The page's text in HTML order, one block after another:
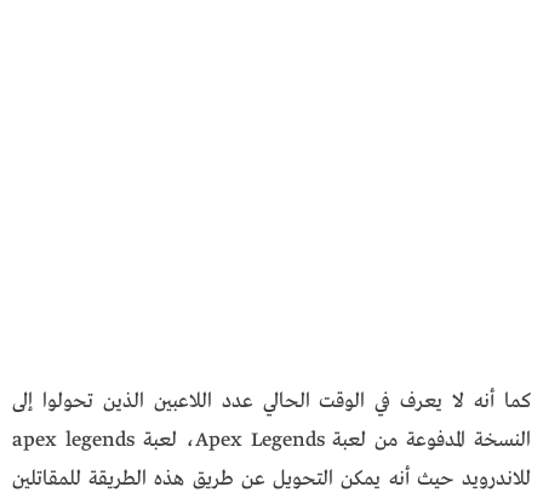
كما أنه لا يعرف في الوقت الحالي عدد اللاعبين الذين تحولوا إلى
النسخة المدفوعة من لعبة Apex Legends، لعبة apex legends
للاندرويد حيث أنه يمكن التحويل عن طريق هذه الطريقة للمقاتلين